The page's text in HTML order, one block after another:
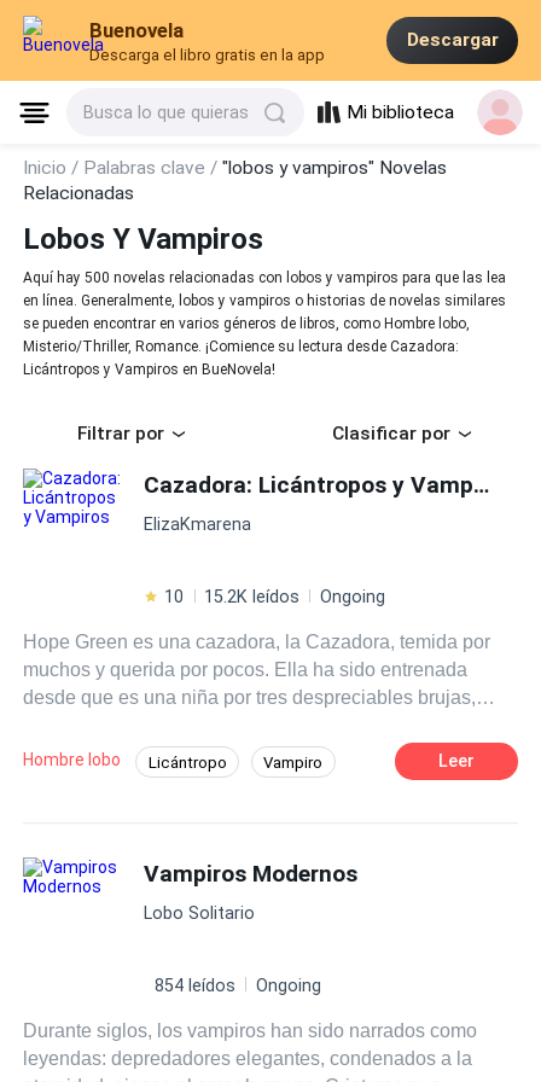
Buenovela
Descarga el libro gratis en la app
Descargar
Busca lo que quieras Mi biblioteca
Inicio / Palabras clave /"lobos y vampiros" Novelas
Relacionadas
Lobos Y Vampiros
Aquí hay 500 novelas relacionadas con lobos y vampiros para que las lea
en línea. Generalmente, lobos y vampiros o historias de novelas similares
se pueden encontrar en varios géneros de libros, como Hombre lobo,
Misterio/Thriller, Romance. ¡Comience su lectura desde Cazadora:
Licántropos y Vampiros en BueNovela!
Filtrar por Clasificar por
Cazadora: Licántropos y Vampiros
ElizaKmarena
10 15.2K leídos Ongoing
Hope Green es una cazadora, la Cazadora, temida por
muchos y querida por pocos. Ella ha sido entrenada
desde que es una niña por tres despreciables brujas,
matar. Debido a un pequeño desliz la Cazadora termina
en garras de una poderosa manada, donde, entre sus
niña, así como también encontrará lo que buscaba sin
saberlo. No todo será un camino de rosas, pues
encontrará amigos con segundas intenciones, quienes
tanto del corazón como físicos. ¿Estás dispuesto a
Hombre lobo Licántropo Vampiro
POV en primera persona Poder Femenino
Leer
Vampiros Modernos
Lobo Solitario
854 leídos Ongoing
Durante siglos, los vampiros han sido narrados como
leyendas: depredadores elegantes, condenados a la